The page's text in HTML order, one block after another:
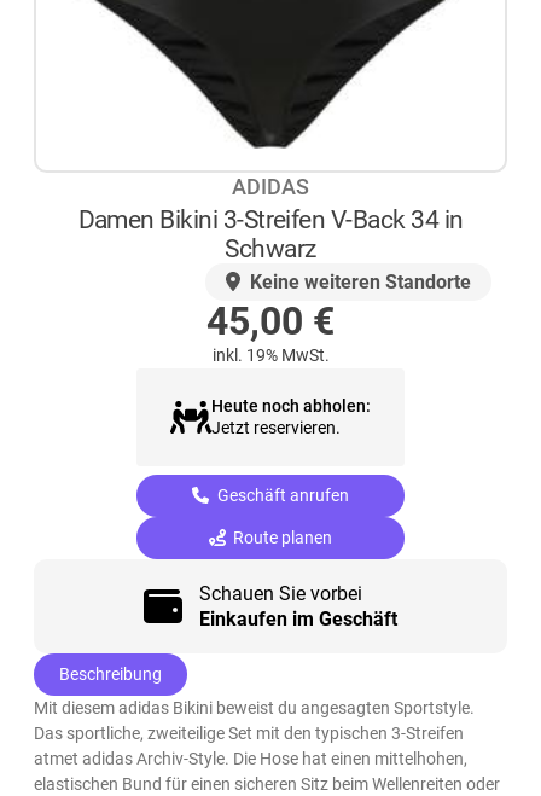
ADIDAS
Damen Bikini 3-Streifen V-Back 34 in
Schwarz
Keine weiteren Standorte
45,00 €
inkl. 19% MwSt.
Heute noch abholen:
Jetzt reservieren.
Geschäft anrufen
Route planen
Schauen Sie vorbei
Einkaufen im Geschäft
Beschreibung
Mit diesem adidas Bikini beweist du angesagten Sportstyle.
Das sportliche, zweiteilige Set mit den typischen 3-Streifen
atmet adidas Archiv-Style. Die Hose hat einen mittelhohen,
elastischen Bund für einen sicheren Sitz beim Wellenreiten oder